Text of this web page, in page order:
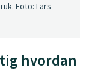
Foto: Lars
hvordan